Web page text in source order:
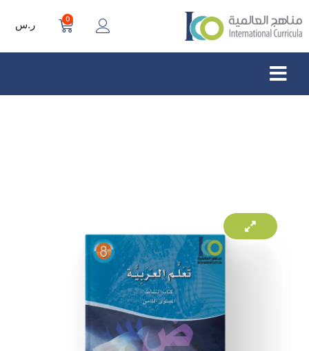
0 ر.س